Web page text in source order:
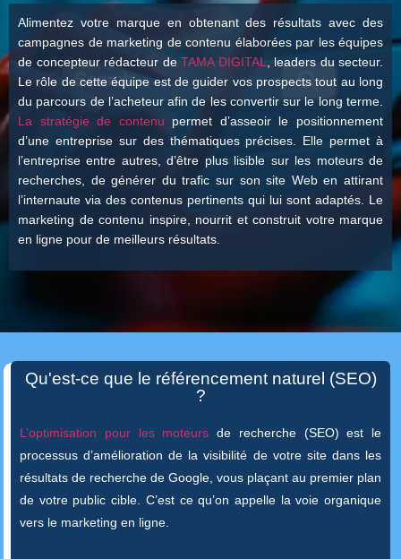
Alimentez votre marque en obtenant des résultats avec des
campagnes de marketing de contenu élaborées par les équipes
de concepteur rédacteur de TAMA DIGITAL
, leaders du secteur.
Le rôle de cette équipe est de guider vos prospects tout au long
du parcours de l’acheteur afin de les convertir sur le long terme.
La stratégie de contenu permet d’asseoir le positionnement
d’une entreprise sur des thématiques précises. Elle permet à
l’entreprise entre autres, d’être plus lisible sur les moteurs de
recherches, de générer du trafic sur son site Web en attirant
l’internaute via des contenus pertinents qui lui sont adaptés. Le
marketing de contenu inspire, nourrit et construit votre marque
en ligne pour de meilleurs résultats.
Qu'est-ce que le référencement naturel (SEO)
?
L’optimisation pour les moteurs de recherche (SEO) est le
processus d’amélioration de la visibilité de votre site dans les
résultats de recherche de Google, vous plaçant au premier plan
de votre public cible. C’est ce qu’on appelle la voie organique
vers le marketing en ligne.